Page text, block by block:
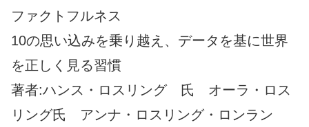
ファクトフルネス
10の思い込みを乗り越え、データを基に世界
を正しく見る習慣
著者:ハンス・ロスリング 氏 オーラ・ロス
リング氏 アンナ・ロスリング・ロンラン